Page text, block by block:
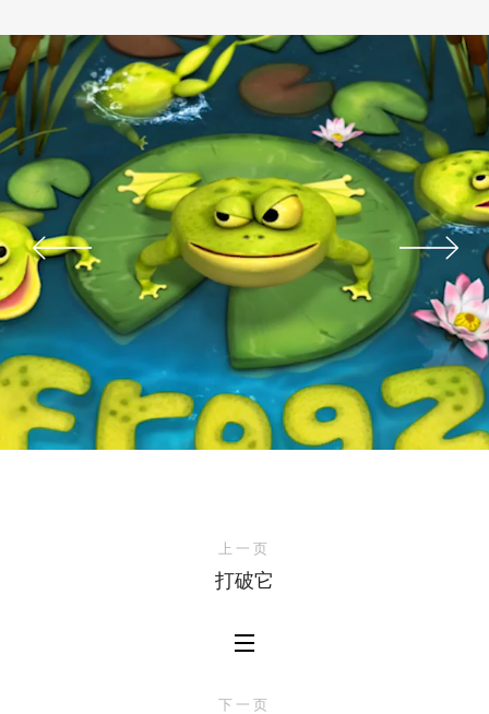
上一页
打破它
下一页